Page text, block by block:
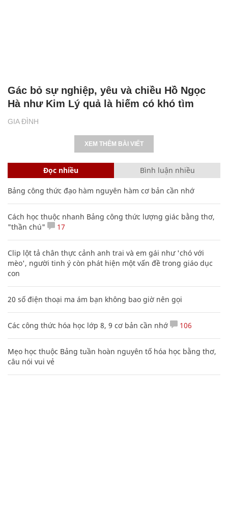
GIA ĐÌNH
Gác bỏ sự nghiệp, yêu và chiều Hồ Ngọc
Hà như Kim Lý quả là hiếm có khó tìm
XEM THÊM BÀI VIẾT
Đọc nhiều Bình luận nhiều
Bảng công thức đạo hàm nguyên hàm cơ bản cần nhớ
Cách học thuộc nhanh Bảng công thức lượng giác bằng thơ,
"thần chú"
17
Clip lột tả chân thực cảnh anh trai và em gái như 'chó với
mèo', người tinh ý còn phát hiện một vấn đề trong giáo dục
con
20 số điện thoại ma ám bạn không bao giờ nên gọi
Các công thức hóa học lớp 8, 9 cơ bản cần nhớ 106
Mẹo học thuộc Bảng tuần hoàn nguyên tố hóa học bằng thơ,
câu nói vui vẻ